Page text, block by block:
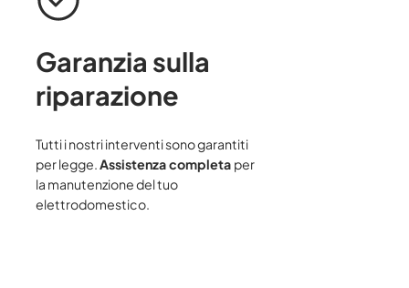
Garanzia sulla
riparazione
Tutti i nostri interventi sono garantiti
per legge.Assistenza completa per
la manutenzione del tuo
elettrodomestico.